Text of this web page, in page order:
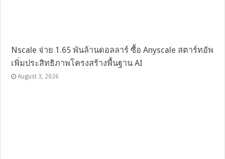
Nscale จ่าย 1.65 พันล้านดอลลาร์ ซื้อ Anyscale สตาร์ทอัพ
เพิ่มประสิทธิภาพโครงสร้างพื้นฐาน AI
August 3, 2026